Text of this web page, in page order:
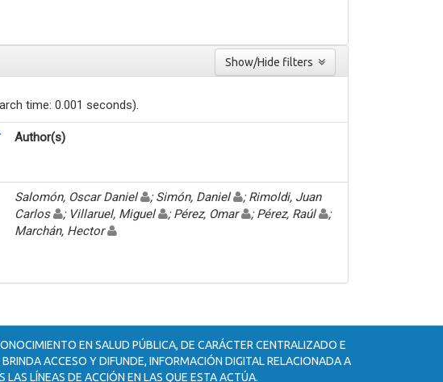
time: 0.001 seconds).
Author(s)
Salomón, Oscar Daniel ; Simón, Daniel
; Rimoldi, Juan
Carlos
; Villaruel, Miguel ; Pérez, Omar ; Pérez, Raúl
;
Marchán, Hector
EN SALUD PÚBLICA, DE CARÁCTER CENTRALIZADO E
ACCESO Y DIFUNDE, INFORMACIÓN DIGITAL RELACIONADA A
LÍNEAS DE ACCIÓN EN LAS QUE ESTA ACTÚA.